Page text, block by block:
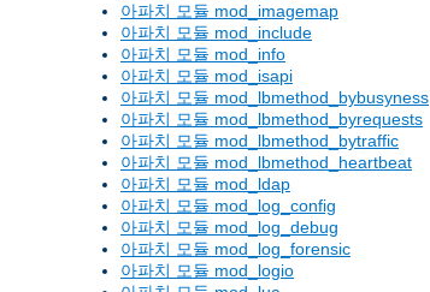
아파치 모듈 mod_imagemap
아파치 모듈 mod_include
아파치 모듈 mod_info
아파치 모듈 mod_isapi
아파치 모듈 mod_lbmethod_bybusyness
아파치 모듈 mod_lbmethod_byrequests
아파치 모듈 mod_lbmethod_bytraffic
아파치 모듈 mod_lbmethod_heartbeat
아파치 모듈 mod_ldap
아파치 모듈 mod_log_config
아파치 모듈 mod_log_debug
아파치 모듈 mod_log_forensic
아파치 모듈 mod_logio